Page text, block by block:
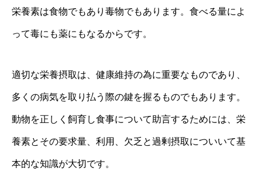
栄養素は食物でもあり毒物でもあります。食べる量によ
って毒にも薬にもなるからです。
適切な栄養摂取は、健康維持の為に重要なものであり、
多くの病気を取り払う際の鍵を握るものでもあります。
動物を正しく飼育し食事について助言するためには、栄
養素とその要求量、利用、欠乏と過剰摂取についいて基
本的な知識が大切です。